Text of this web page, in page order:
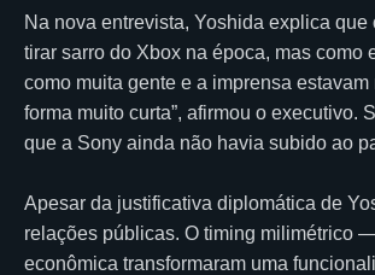
Na nova entrevista, Yoshida explica
tirar sarro do Xbox na época, mas
como muita gente e a imprensa
forma muito curta”, afirmou o
que a Sony ainda não havia subido ao
Apesar da justificativa diplomática de
relações públicas. O timing milimétrico
econômica transformaram uma